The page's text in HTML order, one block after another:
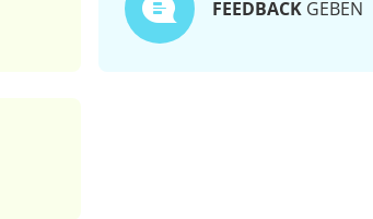
FEEDBACK GEBEN